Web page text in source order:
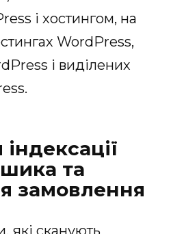
і хостингом, на
WordPress,
і виділених
та
замовлення
які сканують